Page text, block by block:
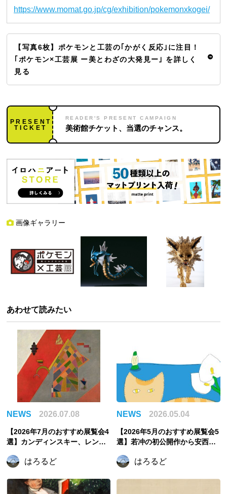
https://www.momat.go.jp/cg/exhibition/pokemonxkogei/
【写真6枚】ポケモンと工芸の｢かがく反応｣に注目！
｢ポケモン×工芸展 ー美とわざの大発見ー｣ を詳しく
見る
PRESENT
TICKET
READER'S PRESENT CAMPAIGN
美術館チケット、当選のチャンス。
画像ギャラリー
あわせて読みたい
NEWS 2026.07.08
【2026年7月のおすすめ展覧会4
選】カンディンスキー、レンブ
つわの美へ。夏に訪れたい注目
はろるど
NEWS 2026.05.04
【2026年5月のおすすめ展覧会5
選】若冲の初公開作から安西水
カフェテラス》まで
はろるど